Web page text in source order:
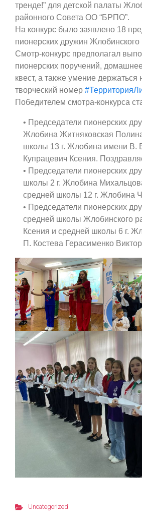
тренде!” для детской палаты
районного Совета ОО “БРПО”.
На конкурс было заявлено 18
пионерских дружин Жлобинского
Смотр-конкурс предполагал
пионерских поручений,
квест, а также умение держаться
творческий номер
Победителем смотра-конкурса
• Председатели пионерских
Жлобина Житняковская
школы 13 г. Жлобина имени В.
Купрацевич Ксения.
• Председатели пионерских
школы 2 г. Жлобина
средней школы 12 г. Жлобина
• Председатели пионерских
средней школы Жлобинского
Ксения и средней школы 6 г.
П. Костева Герасименко
Uncategorized